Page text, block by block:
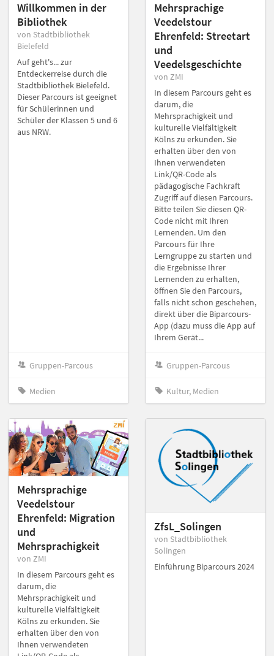
Willkommen in der
Bibliothek
von Stadtbibliothek
Bielefeld
Auf geht's... zur
Entdeckerreise durch die
Stadtbibliothek Bielefeld.
Dieser Parcours ist geeignet
für Schülerinnen und
Schüler der Klassen 5 und 6
aus NRW.
Gruppen-Parcous
Medien
Mehrsprachige
Veedelstour
Ehrenfeld: Streetart
und
Veedelsgeschichte
von ZMI
In diesem Parcours geht es
darum, die
Mehrsprachigkeit und
kulturelle Vielfältigkeit
Kölns zu erkunden. Sie
erhalten über den von
Ihnen verwendeten
Link/QR-Code als
pädagogische Fachkraft
Zugriff auf diesen Parcours.
Bitte teilen Sie diesen QR-
Code nicht mit Ihren
Lernenden. Um den
Parcours für Ihre
Lerngruppe zu starten und
die Ergebnisse Ihrer
Lernenden zu erhalten,
öffnen Sie den Parcours,
falls nicht schon geschehen,
direkt über die Biparcours-
App (dazu muss die App auf
Ihrem Gerät...
Gruppen-Parcous
Kultur, Medien
Mehrsprachige
Veedelstour
Ehrenfeld: Migration
und
Mehrsprachigkeit
von ZMI
In diesem Parcours geht es
darum, die
Mehrsprachigkeit und
kulturelle Vielfältigkeit
Kölns zu erkunden. Sie
erhalten über den von
Ihnen verwendeten
ZfsL_Solingen
von Stadtbibliothek
Solingen
Einführung Biparcours 2024